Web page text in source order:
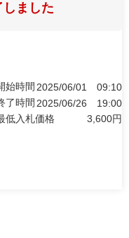
ました
始時間 2025/06/01
09:10
了時間 2025/06/26
19:00
低入札価格
3,600円